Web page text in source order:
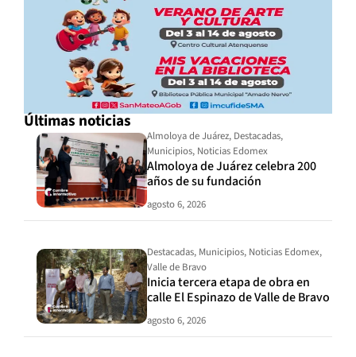
Últimas noticias
Almoloya de Juárez, Destacadas,
Municipios, Noticias Edomex
Almoloya de Juárez celebra 200
años de su fundación
agosto 6, 2026
Destacadas, Municipios, Noticias Edomex,
Valle de Bravo
Inicia tercera etapa de obra en
calle El Espinazo de Valle de Bravo
agosto 6, 2026